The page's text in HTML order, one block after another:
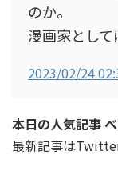
のか。
漫画家として
2023/02/24
本日の人気記事
最新記事は